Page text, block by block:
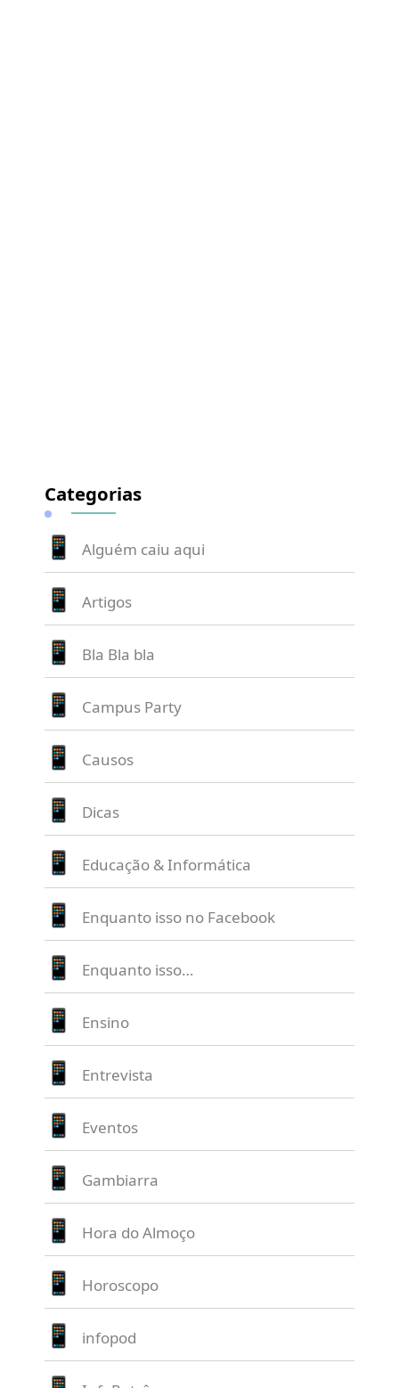
Categorias
Alguém caiu aqui
Artigos
Bla Bla bla
Campus Party
Causos
Dicas
Educação & Informática
Enquanto isso no Facebook
Enquanto isso…
Ensino
Entrevista
Eventos
Gambiarra
Hora do Almoço
Horoscopo
infopod